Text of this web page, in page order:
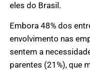
eles do Brasil.
Embora 48% dos
envolvimento nas
sentem a
parentes (21%), que